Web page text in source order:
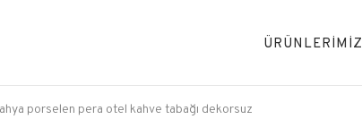
ÜRÜNLERİMİZ
porselen pera otel kahve tabağı dekorsuz